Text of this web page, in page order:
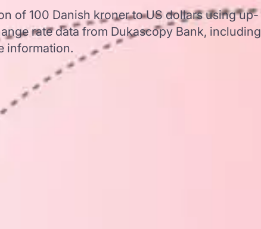
of 100 Danish kroner to US dollars using up-
rate data from Dukascopy Bank, including
information.